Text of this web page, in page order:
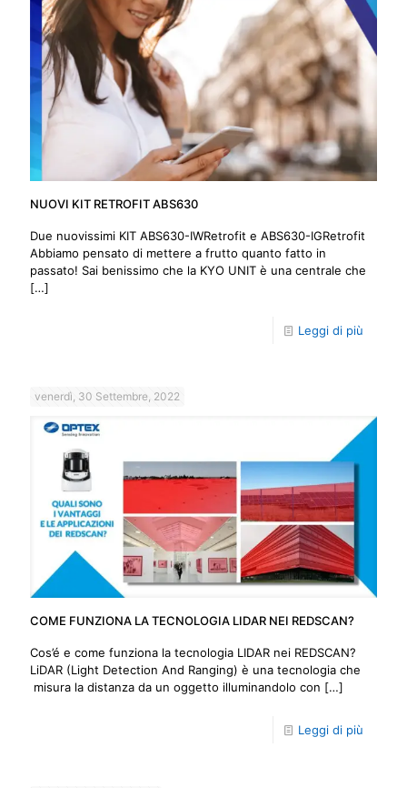
NUOVI KIT RETROFIT ABS630
Due nuovissimi KIT ABS630-IWRetrofit e ABS630-IGRetrofit
Abbiamo pensato di mettere a frutto quanto fatto in
passato! Sai benissimo che la KYO UNIT è una centrale che
[…]
Leggi di più
venerdì, 30 Settembre, 2022
COME FUNZIONA LA TECNOLOGIA LIDAR NEI REDSCAN?
Cos’é e come funziona la tecnologia LIDAR nei REDSCAN?
LiDAR (Light Detection And Ranging) è una tecnologia che
misura la distanza da un oggetto illuminandolo con […]
Leggi di più